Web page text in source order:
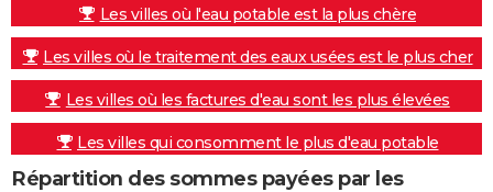
Les villes où l'eau potable est la plus chère
Les villes où le traitement des eaux usées est le plus cher
Les villes où les factures d'eau sont les plus élevées
Les villes qui consomment le plus d'eau potable
Répartition des sommes payées par les